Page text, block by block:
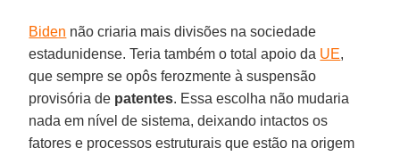
Biden não criaria mais divisões na sociedade
estadunidense. Teria também o total apoio da UE,
que sempre se opôs ferozmente à suspensão
provisória de patentes. Essa escolha não mudaria
nada em nível de sistema, deixando intactos os
fatores e processos estruturais que estão na origem